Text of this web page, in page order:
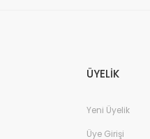
ÜYELİK
Yeni Üyelik
Üye Girişi